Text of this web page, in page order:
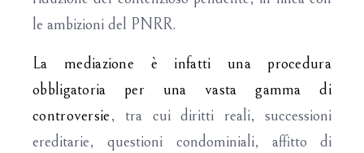
le ambizioni del PNRR.
La mediazione è infatti una procedura
obbligatoria per una vasta gamma di
controversie, tra cui diritti reali, successioni
ereditarie, questioni condominiali, affitto di